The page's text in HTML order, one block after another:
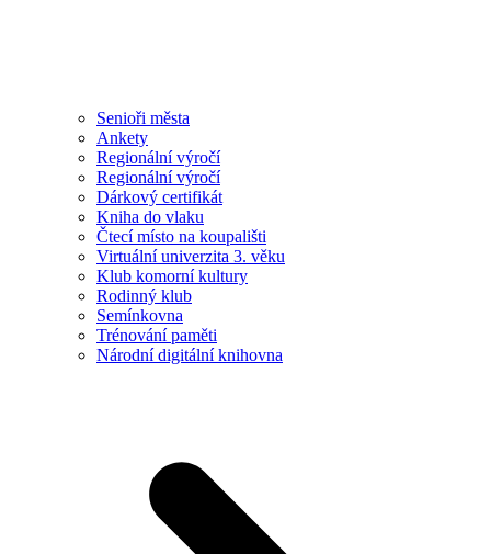
Senioři města
Ankety
Regionální výročí
Regionální výročí
Dárkový certifikát
Kniha do vlaku
Čtecí místo na koupališti
Virtuální univerzita 3. věku
Klub komorní kultury
Rodinný klub
Semínkovna
Trénování paměti
Národní digitální knihovna